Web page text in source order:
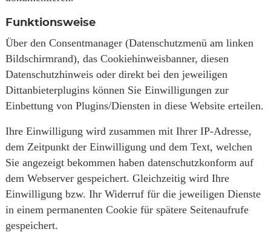
Funktionsweise
Über den Consentmanager (Datenschutzmenü am linken
Bildschirmrand), das Cookiehinweisbanner, diesen
Datenschutzhinweis oder direkt bei den jeweiligen
Dittanbieterplugins können Sie Einwilligungen zur
Einbettung von Plugins/Diensten in diese Website erteilen.
Ihre Einwilligung wird zusammen mit Ihrer IP-Adresse,
dem Zeitpunkt der Einwilligung und dem Text, welchen
Sie angezeigt bekommen haben datenschutzkonform auf
dem Webserver gespeichert. Gleichzeitig wird Ihre
Einwilligung bzw. Ihr Widerruf für die jeweiligen Dienste
in einem permanenten Cookie für spätere Seitenaufrufe
gespeichert.